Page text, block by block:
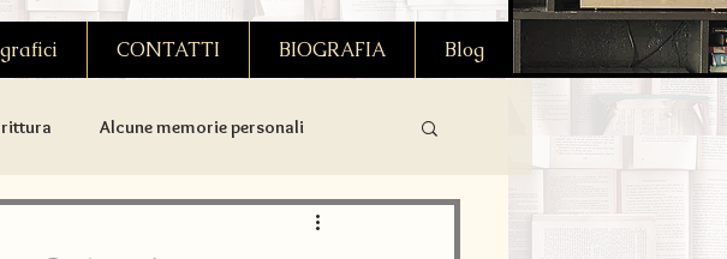
CONTATTI BIOGRAFIA Blog
Alcune memorie personali